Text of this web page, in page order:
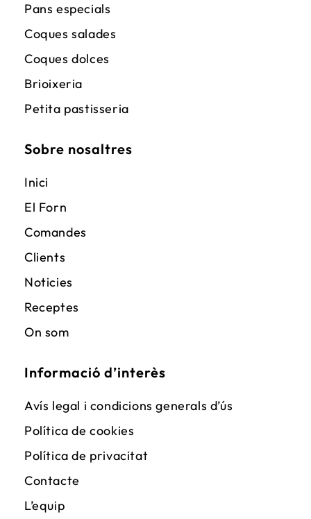
Pans especials
Coques salades
Coques dolces
Brioixeria
Petita pastisseria
Sobre nosaltres
Inici
El Forn
Comandes
Clients
Noticies
Receptes
On som
Informació d’interès
Avís legal i condicions generals d’ús
Política de cookies
Política de privacitat
Contacte
L’equip